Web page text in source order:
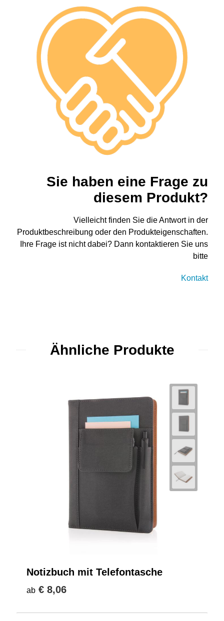
Sie haben eine Frage zu
diesem Produkt?
Vielleicht finden Sie die Antwort in der
Produktbeschreibung oder den Produkteigenschaften.
Ihre Frage ist nicht dabei? Dann kontaktieren Sie uns
bitte
Kontakt
Ähnliche Produkte
Notizbuch mit Telefontasche
ab € 8,06